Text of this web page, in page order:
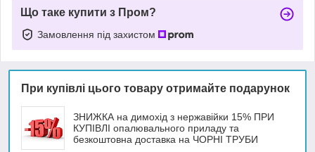
Що таке купити з Пром?
Замовлення під захистом
При купівлі цього товару отримайте подарунок
ЗНИЖКА на димохід з нержавійки 15% ПРИ
КУПІВЛІ опалювального приладу та
безкоштовна доставка на ЧОРНІ ТРУБИ